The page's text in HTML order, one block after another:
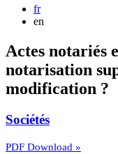
fr
en
Actes notariés
notarisation
modification ?
Sociétés
PDF Download »